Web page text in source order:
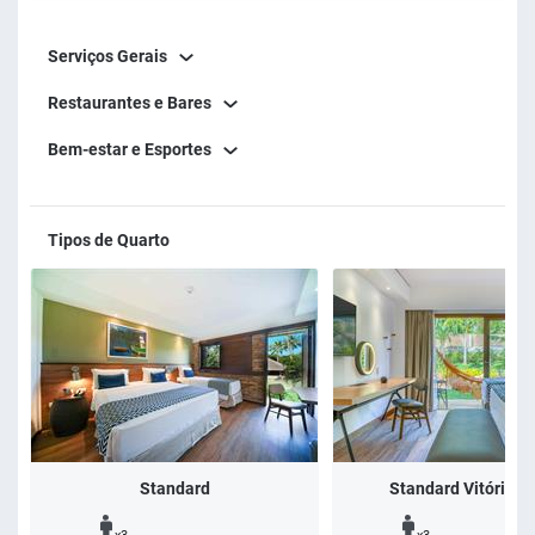
Serviços Gerais
Restaurantes e Bares
Bem-estar e Esportes
Tipos de Quarto
Standard Standard Vitória-